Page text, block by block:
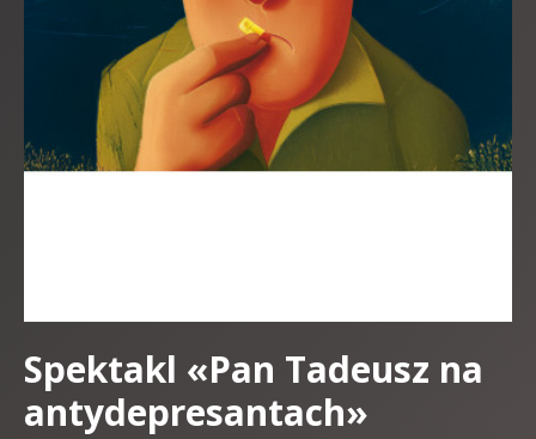
Spektakl «Pan Tadeusz na
antydepresantach»